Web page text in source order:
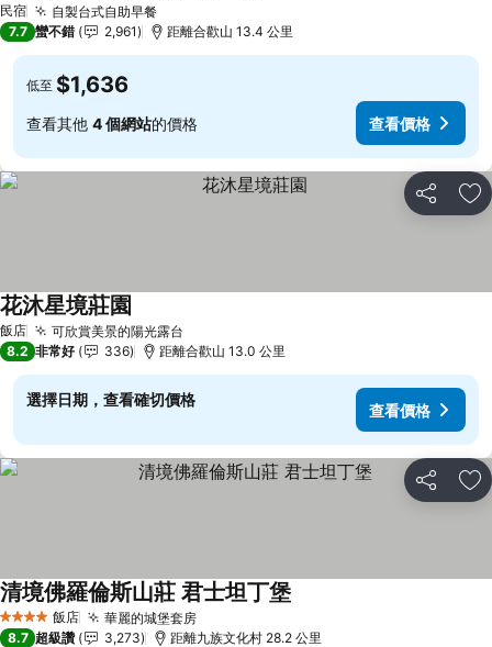
民宿 自製台式自助早餐查看價格
7.7 蠻不錯 2,961 距離合歡山 13.4 公里
低至 $1,636
查看其他 4 個網站的價格 查看價格
分享 加
飯店 可欣賞美景的陽光露台
花沐星境莊園
8.2 非常好 336 距離合歡山 13.0 公里
選擇日期，查看確切價格
查看價格
分享 加
4 星級 飯店 華麗的城堡套房查看價格
清境佛羅倫斯山莊 君士坦丁堡查看價格
8.7 超級讚 3,273 距離九族文化村 28.2 公里